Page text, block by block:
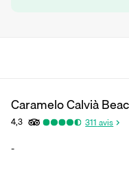
Caramelo Calvià
4,3 311 avis
-